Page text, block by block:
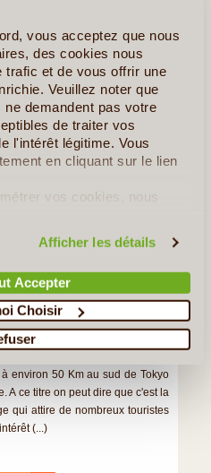
vous acceptez que nous
des cookies nous
trafic et de vous offrir une
Veuillez noter que
demandent pas votre
de traiter vos
l'intérêt légitime. Vous
en cliquant sur le lien
vos cookies, nous
Afficher les détails
Accepter
Choisir
sur le Japon
Voyages au Japon
- Excursion à Kamakura
©
environ 50 Km au sud de Tokyo
A ce titre on peut dire que c'est la
qui attire de nombreux touristes
(...)